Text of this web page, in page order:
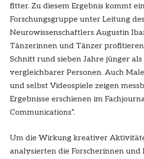
fitter. Zu diesem Ergebnis kommt
Forschungsgruppe unter Leitung
Neurowissenschaftlers Augustin
Tänzerinnen und Tänzer
Schnitt rund sieben Jahre jünger als
vergleichbarer Personen. Auch
und selbst Videospiele zeigen
Ergebnisse erschienen im
Communications“.
Um die Wirkung kreativer
analysierten die Forscherinnen und